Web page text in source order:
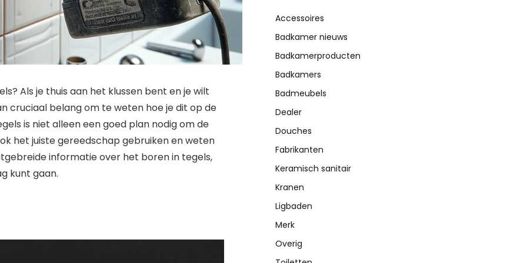
Als je thuis aan het klussen bent en je wilt
cruciaal belang om te weten hoe je dit op de
is niet alleen een goed plan nodig om de
het juiste gereedschap gebruiken en weten
informatie over het boren in tegels,
kunt gaan.
Accessoires
Badkamer nieuws
Badkamerproducten
Badkamers
Badmeubels
Dealer
Douches
Fabrikanten
Keramisch sanitair
Kranen
Ligbaden
Merk
Overig